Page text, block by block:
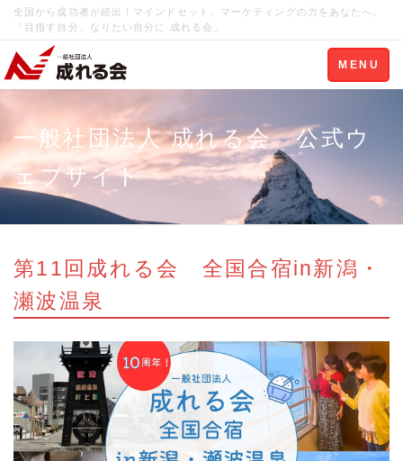
全国から成功者が続出！マインドセット、マーケティングの力をあなたへ。
「目指す自分、なりたい自分に 成れる会」
Toggle
navigation
MENU
一般社団法人 成れる会 公式ウ
ェブサイト
第11回成れる会 全国合宿in新潟・
瀬波温泉